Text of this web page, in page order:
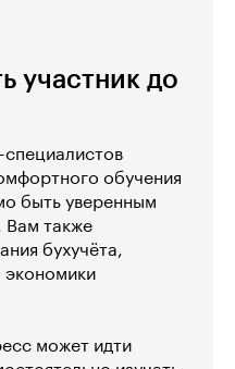
участник до
обучения
быть уверенным
Вам также
бухучёта,
экономики
может идти